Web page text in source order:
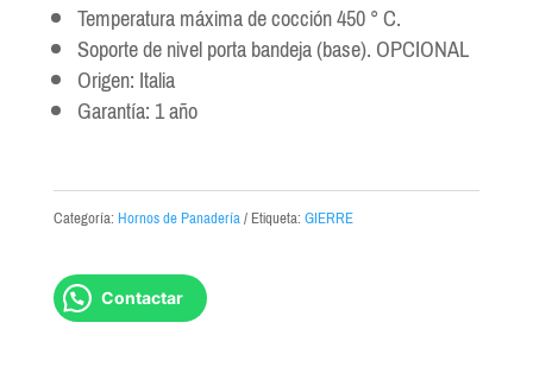
Temperatura máxima de cocción 450 ° C.
Soporte de nivel porta bandeja (base). OPCIONAL
Origen: Italia
Garantía: 1 año
Categoría: Hornos de Panadería Etiqueta:GIERRE
Contactar